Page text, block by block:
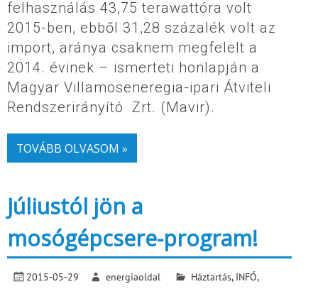
felhasználás 43,75 terawattóra volt
2015-ben, ebből 31,28 százalék volt az
import, aránya csaknem megfelelt a
2014. évinek – ismerteti honlapján a
Magyar Villamoseneregia-ipari Átviteli
Rendszerirányító Zrt. (Mavir).
TOVÁBB OLVASOM »
Júliustól jön a
mosógépcsere-program!
2015-05-29 energiaoldal Háztartás, INFÓ,